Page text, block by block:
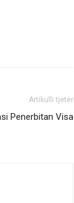
Artikulli tjetër
Penerbitan Visa